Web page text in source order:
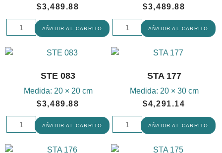
$3,489.88
AÑADIR AL CARRITO
$3,489.88
AÑADIR AL CARRITO
STE 083
Medida: 20 × 20 cm
$3,489.88
AÑADIR AL CARRITO
STA 177
Medida: 20 × 30 cm
$4,291.14
AÑADIR AL CARRITO